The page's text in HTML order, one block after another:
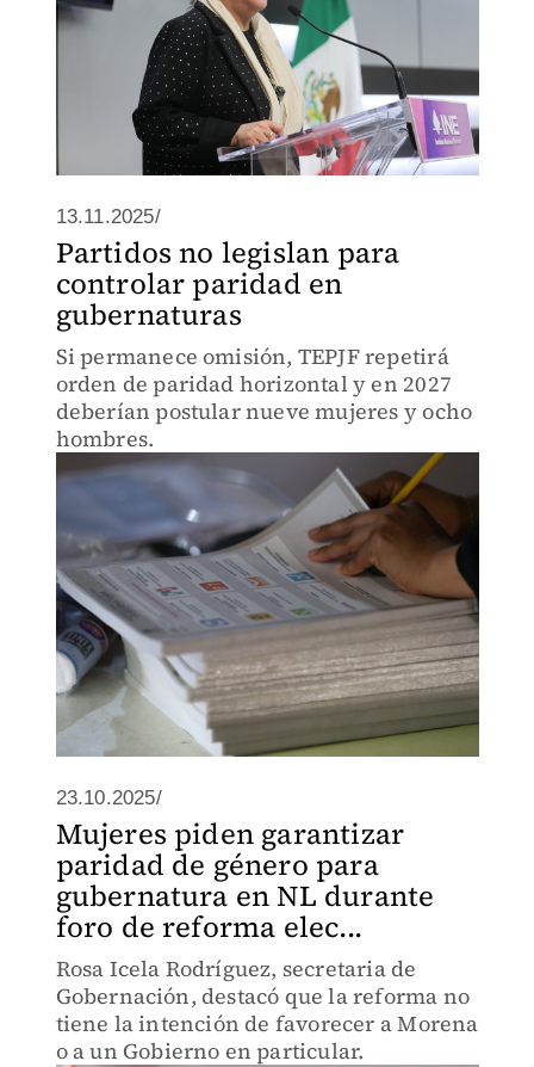
13.11.2025/
Partidos no legislan para
controlar paridad en
gubernaturas
Si permanece omisión, TEPJF repetirá
orden de paridad horizontal y en 2027
deberían postular nueve mujeres y ocho
hombres.
23.10.2025/
Mujeres piden garantizar
paridad de género para
gubernatura en NL durante
foro de reforma elec...
Rosa Icela Rodríguez, secretaria de
Gobernación, destacó que la reforma no
tiene la intención de favorecer a Morena
o a un Gobierno en particular.